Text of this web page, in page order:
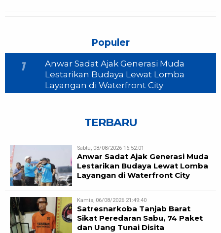
Populer
1
Anwar Sadat Ajak Generasi Muda
Lestarikan Budaya Lewat Lomba
Layangan di Waterfront City
TERBARU
Sabtu, 08/08/2026 16:52:01
Anwar Sadat Ajak Generasi Muda
Lestarikan Budaya Lewat Lomba
Layangan di Waterfront City
Kamis, 06/08/2026 21:49:40
Satresnarkoba Tanjab Barat
Sikat Peredaran Sabu, 74 Paket
dan Uang Tunai Disita